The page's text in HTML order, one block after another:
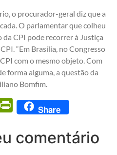
o procurador-geral diz que a
O parlamentar que colheu
CPI pode recorrer à Justiça
“Em Brasília, no Congresso
com o mesmo objeto. Com
forma alguma, a questão da
Bomfim.
PrintFriendly
Share
comentário